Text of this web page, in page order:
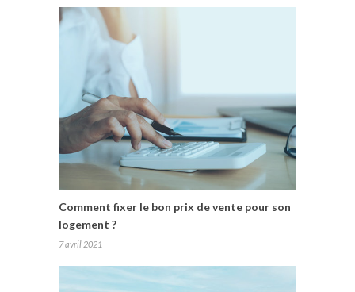
Comment fixer le bon prix de vente pour son
logement ?
7 avril 2021